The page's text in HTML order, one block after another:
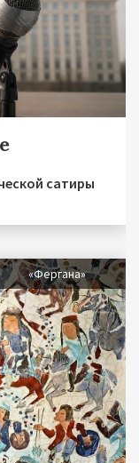
сатиры
«Фергана»